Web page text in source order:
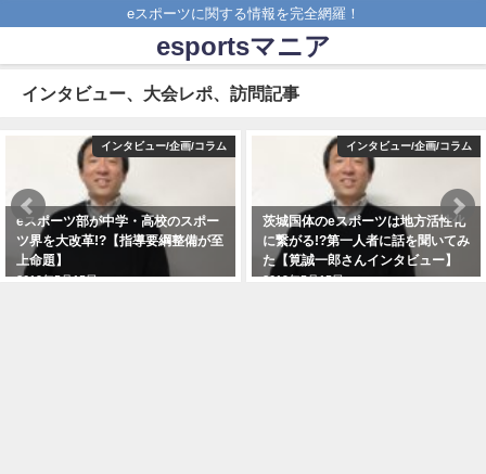
eスポーツに関する情報を完全網羅！
esportsマニア
インタビュー、大会レポ、訪問記事
インタビュー/企画/コラム
eスポーツ部が中学・高校のスポー
ツ界を大改革!?【指導要綱整備が至
上命題】
2019年5月15日
インタビュー/企画/コラム
茨城国体のeスポーツは地方活性化
に繋がる!?第一人者に話を聞いてみ
た【筧誠一郎さんインタビュー】
2019年5月15日